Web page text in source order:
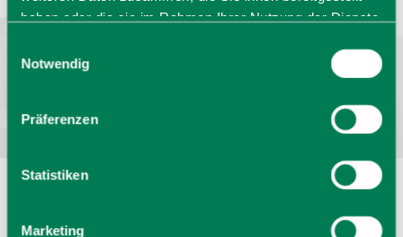
haben oder die sie im Rahmen Ihrer Nutzung der Dienste
Cookies, wenn Sie unsere Webseite weiterhin nutzen.
Notwendig
Präferenzen
Statistiken
Marketing
Kontakt
Impressum
Datenschutz
Bayern - traditionell anders